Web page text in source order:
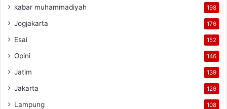
kabar muhammadiyah 198
Jogjakarta 176
Esai 152
Opini 146
Jatim 139
Jakarta 126
Lampung 108